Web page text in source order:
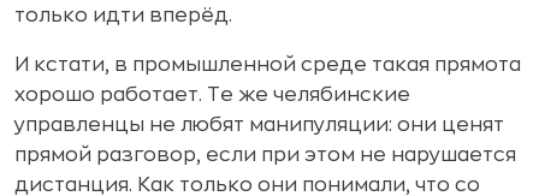
только идти вперёд.
И кстати, в промышленной среде такая прямота
хорошо работает. Те же челябинские
управленцы не любят манипуляции: они ценят
прямой разговор, если при этом не нарушается
дистанция. Как только они понимали, что со